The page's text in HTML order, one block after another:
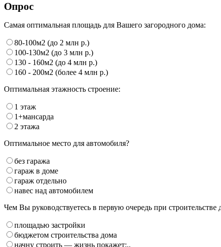
Опрос
Самая оптимальная площадь для Вашего загородного дома:
80-100м2 (до 2 млн р.)
100-130м2 (до 3 млн р.)
130 - 160м2 (до 4 млн р.)
160 - 200м2 (более 4 млн р.)
Оптимальная этажность строение:
1 этаж
1+мансарда
2 этажа
Оптимальное место для автомобиля?
без гаража
гараж в доме
гараж отдельно
навес над автомобилем
Чем Вы руководствуетесь в первую очередь при строительстве
площадью застройки
бюджетом строительства дома
начну строить — жизнь покажет:..